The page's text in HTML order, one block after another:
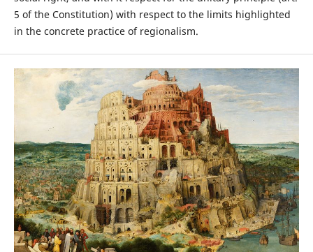
5 of the Constitution) with respect to the limits highlighted
in the concrete practice of regionalism.